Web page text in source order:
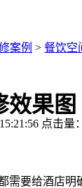
案例 > 餐饮空
效果图
点击量：
需要给酒店明